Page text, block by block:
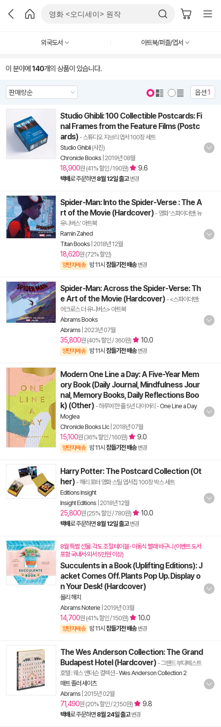
외국도서 아트북/퍼즐/엽서
이 분야에 140개의 상품이 있습니다.
옵션1
Studio Ghibli: 100 Collectible Postcards: Fi
nal Frames from the Feature Films (Postc
ards) - 스튜디오 지브리 엽서 100장 세트
Studio Ghibli (사진)
Chronicle Books 2019년 08월
18,900원 (41% 할인 / 190원) 9.6
택배로 주문하면 8월 12일 출고 변경
Spider-Man: Into the Spider-Verse : The A
rt of the Movie (Hardcover) - 영화 '스파이더맨: 뉴
유니버스' 아트북
Ramin Zahed
Titan Books 2018년 12월
18,620원 (72% 할인)
양탄자배송 밤 11시 잠들기전 배송 변경
Spider-Man: Across the Spider-Verse: Th
e Art of the Movie (Hardcover) - <스파이더맨:
어크로스 더 유니버스> 아트북
Abrams Books
Abrams 2023년 07월
35,800원 (40% 할인 / 360원) 10.0
양탄자배송 밤 11시 잠들기전 배송 변경
Modern One Line a Day: A Five-Year Mem
ory Book (Daily Journal, Mindfulness Jour
nal, Memory Books, Daily Reflections Boo
k) (Other) - 하루에 한 줄 5년 다이어리 -One Line a Day
Moglea
Chronicle Books Llc| 2018년 07월
15,100원 (36% 할인 / 160원) 9.0
양탄자배송 밤 11시 잠들기전 배송 변경
Harry Potter: The Postcard Collection (Ot
her) - 해리 포터 영화 스틸 엽서집 100장 박스 세트
Editions Insight
Insight Editions 2018년 12월
25,800원 (25% 할인 / 780원) 10.0
택배로 주문하면 8월 12일 출고 변경
8월 특별 선물. 각도 조절 테이블 · 이동식 빨래 바구니 (이벤트 도서
포함 국내서·외서 5만원 이상)
Succulents in a Book (Uplifting Editions): J
acket Comes Off. Plants Pop Up. Display o
n Your Desk! (Hardcover)
몰리 해치
Abrams Noterie 2019년 03월
14,700원 (41% 할인 / 150원) 10.0
양탄자배송 밤 11시 잠들기전 배송 변경
The Wes Anderson Collection: The Grand
Budapest Hotel (Hardcover) - 그랜드 부다페스트
호텔 : 웨스 앤더슨 컬렉션-Wes Anderson Collection 2
매트 졸러 세이츠
Abrams 2015년 02월
71,490원 (20% 할인 / 2,150원) 9.8
택배로 주문하면 8월 24일 출고 변경